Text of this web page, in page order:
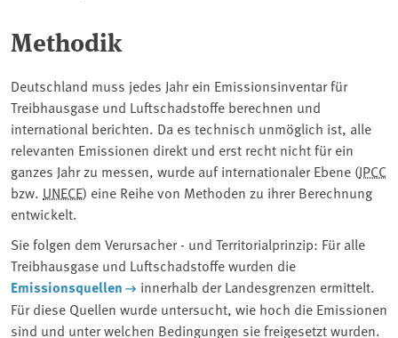
Methodik
Deutschland muss jedes Jahr ein Emissionsinventar für
Treibhausgase und Luftschadstoffe berechnen und
international berichten. Da es technisch unmöglich ist, alle
relevanten Emissionen direkt und erst recht nicht für ein
ganzes Jahr zu messen, wurde auf internationaler Ebene (IPCC
bzw. UNECE) eine Reihe von Methoden zu ihrer Berechnung
entwickelt.
Sie folgen dem Verursacher - und Territorialprinzip: Für alle
Treibhausgase und Luftschadstoffe wurden die
Emissionsquellen
innerhalb der Landesgrenzen ermittelt.
Für diese Quellen wurde untersucht, wie hoch die Emissionen
sind und unter welchen Bedingungen sie freigesetzt wurden.